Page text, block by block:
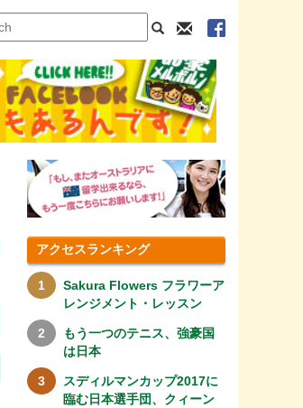
アクセスランキング
Sakura Flowers フラワーア
レンジメント・レッスン
もう一つのテニス、強豪国
は日本
スディルマンカップ2017に
臨む日本選手団、クィーン